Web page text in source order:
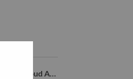
Manager, Sr. Researcher, Hybrid Cloud AI Security